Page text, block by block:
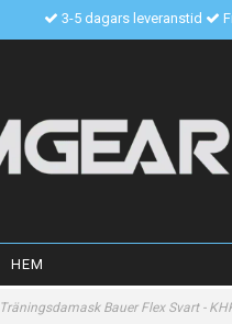
3-5 dagars leveranstid
HEM
Träningsdamask Bauer Flex Svart -